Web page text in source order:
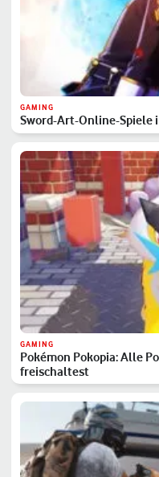
GAMING
Sword-Art-Online-Spiele
GAMING
Pokémon Pokopia: Alle
freischaltest